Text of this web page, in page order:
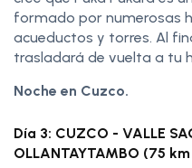
formado por numerosas
acueductos y torres. Al
trasladará de vuelta a tu
Noche en Cuzco.
Día 3: CUZCO - VALLE
OLLANTAYTAMBO (75 km